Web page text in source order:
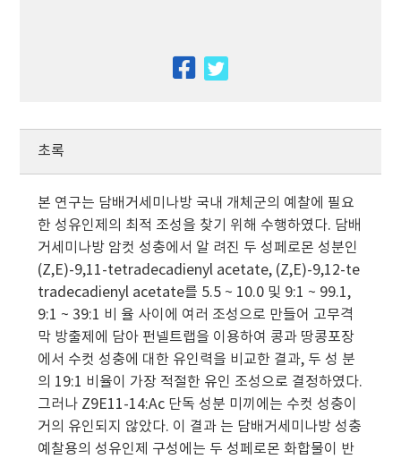
facebook
초록
본 연구는 담배거세미나방 국내 개체군의 예찰에 필요
한 성유인제의 최적 조성을 찾기 위해 수행하였다. 담배
거세미나방 암컷 성충에서 알 려진 두 성페로몬 성분인
(Z,E)-9,11-tetradecadienyl acetate, (Z,E)-9,12-te
tradecadienyl acetate를 5.5 ~ 10.0 및 9:1 ~ 99.1,
9:1 ~ 39:1 비 율 사이에 여러 조성으로 만들어 고무격
막 방출제에 담아 펀넬트랩을 이용하여 콩과 땅콩포장
에서 수컷 성충에 대한 유인력을 비교한 결과, 두 성 분
의 19:1 비율이 가장 적절한 유인 조성으로 결정하였다.
그러나 Z9E11-14:Ac 단독 성분 미끼에는 수컷 성충이
거의 유인되지 않았다. 이 결과 는 담배거세미나방 성충
예찰용의 성유인제 구성에는 두 성페로몬 화합물이 반